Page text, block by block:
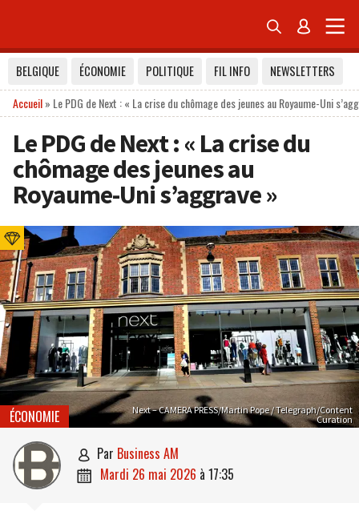
 
BELGIQUE ÉCONOMIE POLITIQUE FIL INFO
NEWSLETTERS
Accueil» Le PDG de Next : « La crise du chômage des jeunes au Royaume-Uni
Le PDG de Next : « La crise du
chômage des jeunes au
Royaume-Uni s’aggrave »
Next – CAMERA PRESS/Martin Pope / Telegraph/Content
Curation
ÉCONOMIE
 par Business AM
 mardi 26 mai 2026 à 17:35